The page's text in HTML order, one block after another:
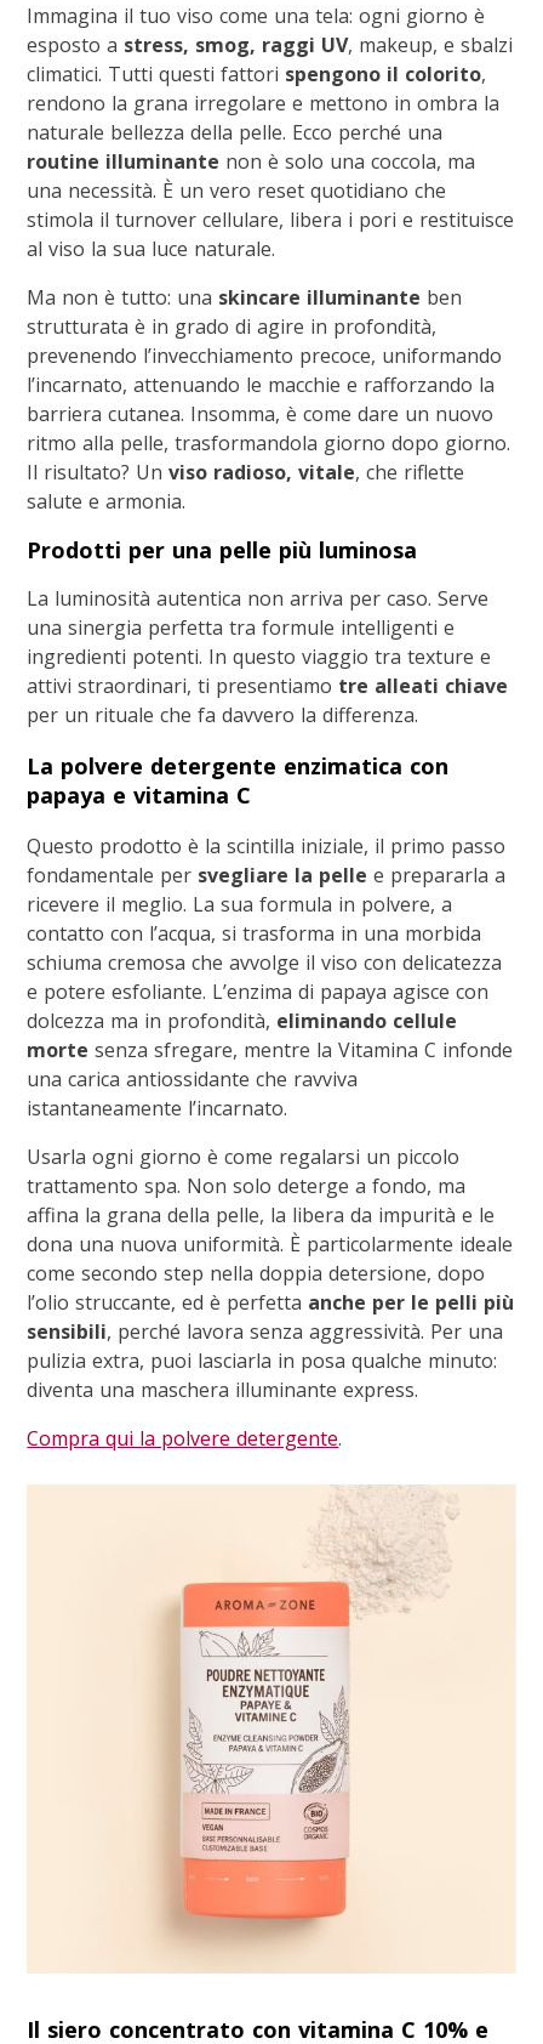
Immagina il tuo viso come una tela: ogni giorno è
esposto a stress, smog, raggi UV, makeup, e sbalzi
climatici. Tutti questi fattori spengono il colorito,
rendono la grana irregolare e mettono in ombra la
naturale bellezza della pelle. Ecco perché una
routine illuminante non è solo una coccola, ma
una necessità. È un vero reset quotidiano che
stimola il turnover cellulare, libera i pori e restituisce
al viso la sua luce naturale.
Ma non è tutto: una skincare illuminante ben
strutturata è in grado di agire in profondità,
prevenendo l’invecchiamento precoce, uniformando
l’incarnato, attenuando le macchie e rafforzando la
barriera cutanea. Insomma, è come dare un nuovo
ritmo alla pelle, trasformandola giorno dopo giorno.
Il risultato? Unviso radioso, vitale, che riflette
salute e armonia.
Prodotti per una pelle più luminosa
La luminosità autentica non arriva per caso. Serve
una sinergia perfetta tra formule intelligenti e
ingredienti potenti. In questo viaggio tra texture e
attivi straordinari, ti presentiamo tre alleati chiave
per un rituale che fa davvero la differenza.
La polvere detergente enzimatica con
papaya e vitamina C
Questo prodotto è la scintilla iniziale, il primo passo
fondamentale per svegliare la pelle e prepararla a
ricevere il meglio. La sua formula in polvere, a
contatto con l’acqua, si trasforma in una morbida
schiuma cremosa che avvolge il viso con delicatezza
e potere esfoliante. L’enzima di papaya agisce con
dolcezza ma in profondità, eliminando cellule
morte senza sfregare, mentre la Vitamina C infonde
una carica antiossidante che ravviva
istantaneamente l’incarnato.
Usarla ogni giorno è come regalarsi un piccolo
trattamento spa. Non solo deterge a fondo, ma
affina la grana della pelle, la libera da impurità e le
dona una nuova uniformità. È particolarmente ideale
come secondo step nella doppia detersione, dopo
l’olio struccante, ed è perfetta anche per le pelli più
sensibili, perché lavora senza aggressività. Per una
pulizia extra, puoi lasciarla in posa qualche minuto:
diventa una maschera illuminante express.
Compra qui la polvere detergente.
Il siero concentrato con vitamina C 10% e